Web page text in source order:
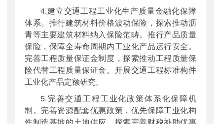
4.建立交通工程工业化生产质量金融化保障
体系。推行建筑材料价格波动保险，探索推动沥
青等主要建筑材料纳入保险范畴。推行产品质量
保险，保障全寿命周期内工业化产品运行安全。
完善工程质量保证金制度，探索推动工程质量保
险代替工程质量保证金。开展交通工程标准构件
工业化产品定额研究。
5.完善交通工程工业化政策体系化保障机
制。完善资源配套优惠政策，优先保障工业化构
件制造基地的土地供应。探索完善财税补助优惠